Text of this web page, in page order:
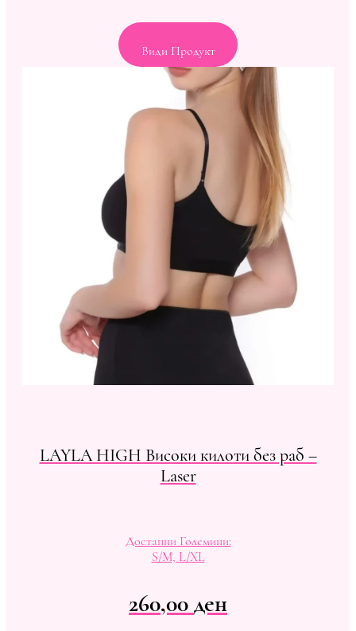
Види Продукт
LAYLA HIGH Високи килоти без раб –
Laser
Достапни Големини:
S/M, L/XL
260,00ден